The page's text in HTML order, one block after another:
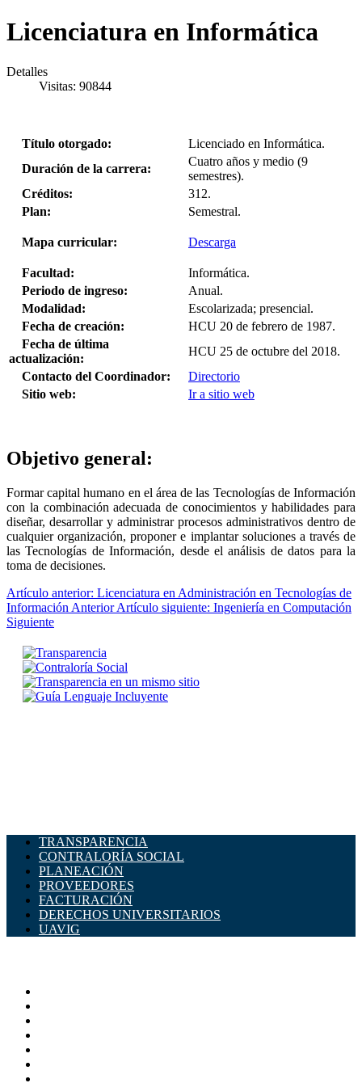
Licenciatura en Informática
Detalles
Visitas: 90844
Título otorgado:
Licenciado en Informática.
Duración de la carrera:
Cuatro años y medio (9
semestres).
Créditos:
312.
Plan:
Semestral.
Mapa curricular: Descarga
Facultad:
Informática.
Periodo de ingreso:
Anual.
Modalidad:
Escolarizada; presencial.
Fecha de creación:
HCU 20 de febrero de 1987.
Fecha de última
actualización:
HCU 25 de octubre del 2018.
Contacto del Coordinador:
Directorio
Sitio web:
Ir a sitio web
Objetivo general:
Formar capital humano en el área de las Tecnologías de Información
con la combinación adecuada de conocimientos y habilidades para
diseñar, desarrollar y administrar procesos administrativos dentro de
cualquier organización, proponer e implantar soluciones a través de
las Tecnologías de Información, desde el análisis de datos para la
toma de decisiones.
Artículo anterior: Licenciatura en Administración en Tecnologías de
Información Anterior Artículo siguiente: Ingeniería en Computación
Siguiente
TRANSPARENCIA
CONTRALORÍA SOCIAL
PLANEACIÓN
PROVEEDORES
FACTURACIÓN
DERECHOS UNIVERSITARIOS
UAVIG